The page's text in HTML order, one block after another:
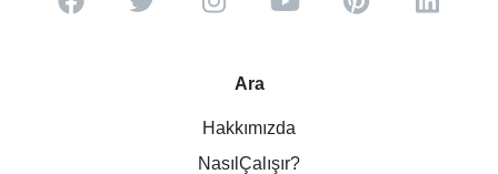
Ara
Hakkımızda
NasılÇalışır?